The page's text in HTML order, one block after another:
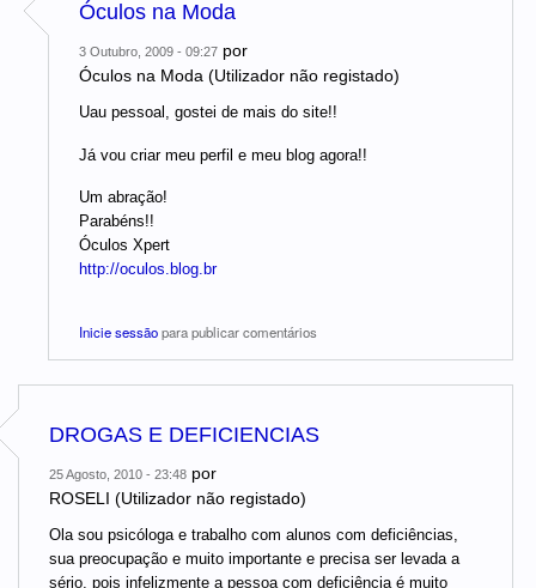
Óculos na Moda
3 Outubro, 2009 - 09:27 por
Óculos na Moda (Utilizador não registado)
Uau pessoal, gostei de mais do site!!
Já vou criar meu perfil e meu blog agora!!
Um abração!
Parabéns!!
Óculos Xpert
http://oculos.blog.br
Inicie sessãopara publicar comentários
DROGAS E DEFICIENCIAS
25 Agosto, 2010 - 23:48 por
ROSELI (Utilizador não registado)
Ola sou psicóloga e trabalho com alunos com deficiências,
sua preocupação e muito importante e precisa ser levada a
sério, pois infelizmente a pessoa com deficiência é muito